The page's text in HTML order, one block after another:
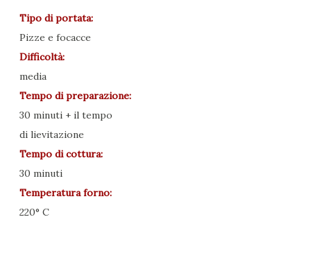
Tipo di portata:
Pizze e focacce
Difficoltà:
media
Tempo di preparazione:
30 minuti + il tempo
di lievitazione
Tempo di cottura:
30 minuti
Temperatura forno:
220° C